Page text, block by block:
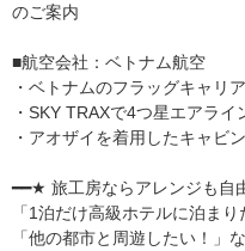
のご案内
■航空会社：ベトナム航空
・ベトナムのフラッグキャリア
・SKY TRAXで4つ星エアライ
・アオザイを着用したキャビ
━━★ 旅工房ならアレンジも
「1泊だけ高級ホテルに泊まり
「他の都市と周遊したい！」